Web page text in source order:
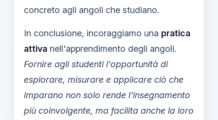
concreto agli angoli che studiano.
In conclusione, incoraggiamo una pratica
attiva nell'apprendimento degli angoli.
Fornire agli studenti l'opportunità di
esplorare, misurare e applicare ciò che
imparano non solo rende l'insegnamento
più coinvolgente, ma facilita anche la loro